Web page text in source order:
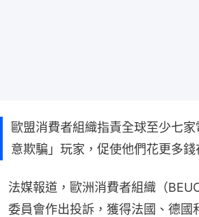
歐盟消費者組織指責全球至少七
意欺騙」玩家，促使他們花更多錢
法媒報道，歐洲消費者組織（
委員會作出投訴，獲得法國、德國